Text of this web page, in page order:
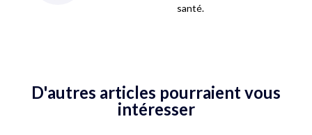
santé.
D'autres articles pourraient vous
intéresser